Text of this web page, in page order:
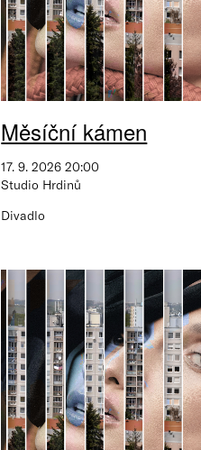
Měsíční kámen
17. 9. 2026 20:00
Studio Hrdinů
Divadlo